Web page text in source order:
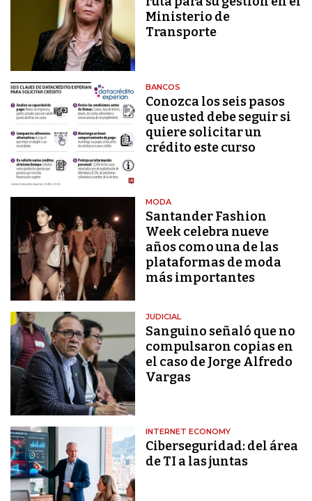
Ministerio de
Transporte
BANCOS
Conozca los seis pasos
que usted debe seguir si
quiere solicitar un
crédito este curso
MODA
Santander Fashion
Week celebra nueve
años como una de las
plataformas de moda
más importantes
JUDICIAL
Sanguino señaló que no
compulsaron copias en
el caso de Jorge Alfredo
Vargas
INTERNET ECONOMY
Ciberseguridad: del área
de TI a las juntas